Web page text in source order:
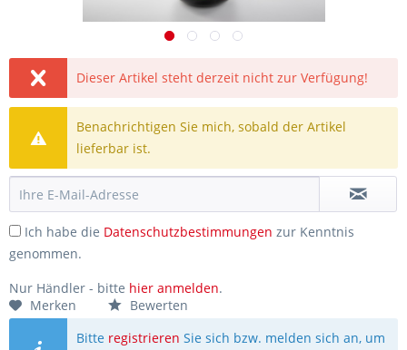
Dieser Artikel steht derzeit nicht zur Verfügung!
Benachrichtigen Sie mich, sobald der Artikel
lieferbar ist.
Ich habe die Datenschutzbestimmungen zur Kenntnis
genommen.
Nur Händler - bitte hier anmelden.
Merken
Bewerten
Bitte registrieren Sie sich bzw. melden sich an, um